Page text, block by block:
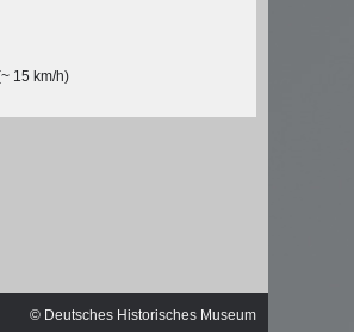
© Michael Czytko,
15 km/h)
© Deutsches Historisches Museum